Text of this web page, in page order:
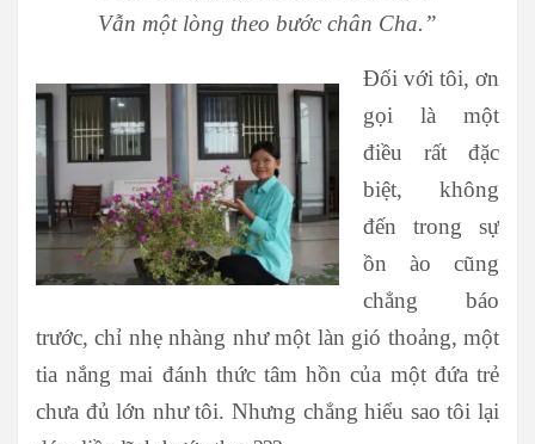
Vẫn một lòng theo bước chân Cha.”
Đối với tôi, ơn
gọi là một
điều rất đặc
biệt, không
đến trong sự
ồn ào cũng
chẳng báo
trước, chỉ nhẹ nhàng như một làn gió thoảng, một
tia nắng mai đánh thức tâm hồn của một đứa trẻ
chưa đủ lớn như tôi. Nhưng chẳng hiểu sao tôi lại